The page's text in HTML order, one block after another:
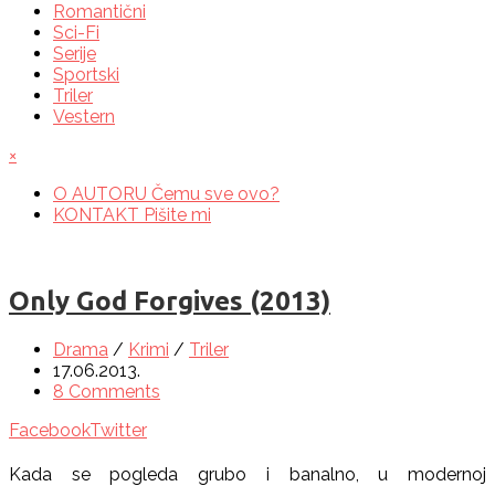
Romantični
Sci-Fi
Serije
Sportski
Triler
Vestern
×
O AUTORU Čemu sve ovo?
KONTAKT Pišite mi
Only God Forgives (2013)
Drama / Krimi / Triler
17.06.2013.
8 Comments
FacebookTwitter
Kada se pogleda grubo i banalno, u modernoj